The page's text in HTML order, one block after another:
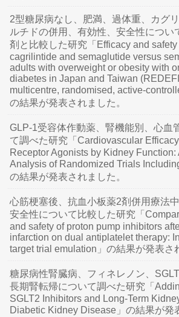
2型糖尿病なし、肥満、過体重、カグ
ルチドの併用、有効性、安全性につい
剤と比較した研究「Efficacy and
cagrilintide and semaglutide versus
adults with overweight or obesity with
diabetes in Japan and Taiwan
multicentre, randomised, active-
の結果が発表されました。
GLP-1受容体作動薬、腎機能別、心血
て調べた研究「Cardiovascular
Receptor Agonists by Kidney
Analysis of Randomized Trials
の結果が発表されました。
心筋梗塞後、抗血小板薬2剤併用療法
安全性について比較した研究「
and safety of proton pump inhibitors
infarction on dual antiplatelet therapy:
target trial emulation」の結果が発表さ
糖尿病性腎臓病、フィネレノン、
長期腎転帰について調べた研究「
SGLT2 Inhibitors and Long-Term
Diabetic Kidney Disease」の結果が発